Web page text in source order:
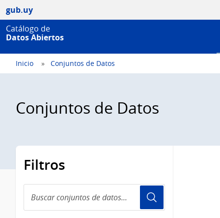
gub.uy
Catálogo de
Datos Abiertos
Inicio Conjuntos de Datos
Conjuntos de Datos
Filtros
conjuntos
de